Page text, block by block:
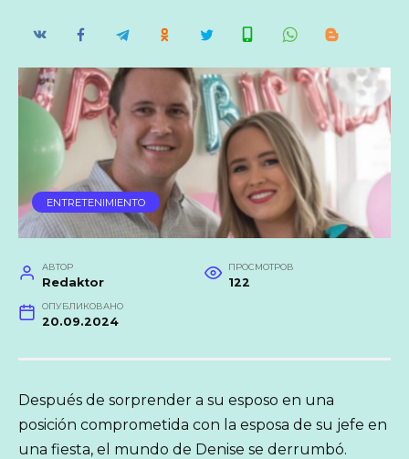
ENTRETENIMIENTO
АВТОР
Redaktor
ПРОСМОТРОВ
122
ОПУБЛИКОВАНО
20.09.2024
Después de sorprender a su esposo en una
posición comprometida con la esposa de su jefe en
una fiesta, el mundo de Denise se derrumbó.